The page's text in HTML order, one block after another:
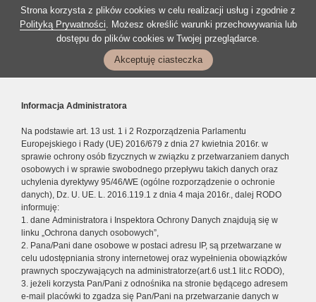
Strona korzysta z plików cookies w celu realizacji usług i zgodnie z
Polityką Prywatności. Możesz określić warunki przechowywania lub
dostępu do plików cookies w Twojej przeglądarce.
Akceptuję ciasteczka
Informacja Administratora
Na podstawie art. 13 ust. 1 i 2 Rozporządzenia Parlamentu
Europejskiego i Rady (UE) 2016/679 z dnia 27 kwietnia 2016r. w
sprawie ochrony osób fizycznych w związku z przetwarzaniem danych
osobowych i w sprawie swobodnego przepływu takich danych oraz
uchylenia dyrektywy 95/46/WE (ogólne rozporządzenie o ochronie
danych), Dz. U. UE. L. 2016.119.1 z dnia 4 maja 2016r., dalej RODO
informuję:
1. dane Administratora i Inspektora Ochrony Danych znajdują się w
linku „Ochrona danych osobowych”,
2. Pana/Pani dane osobowe w postaci adresu IP, są przetwarzane w
celu udostępniania strony internetowej oraz wypełnienia obowiązków
prawnych spoczywających na administratorze(art.6 ust.1 lit.c RODO),
3. jeżeli korzysta Pan/Pani z odnośnika na stronie będącego adresem
e-mail placówki to zgadza się Pan/Pani na przetwarzanie danych w